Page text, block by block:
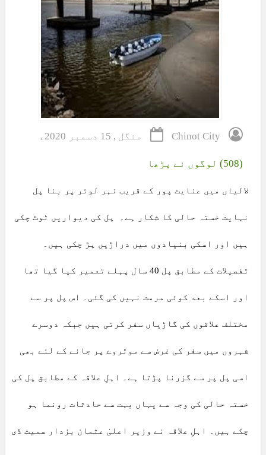
Chinot City منگل , 15 دسمبر 2020ء
(508) لوگوں نے پڑھا
لالیاں میں عنایت پور کے قریب نہر لوئر پر بنا پل
نہایت خستہ حالی کا شکار ہے۔ پل کی دیواریں ٹوٹ چکی
ہیں اور اسکی بنیادوں میں دراڑیں پڑ چکی ہیں۔
تفصیلات کے مطابق پل 40 سال پہلے تعمیر کیا گیا تھا
اور اسکے بعد کوئی مرمت نہیں کی گئی۔ اس پل پر سے
مختلف علاقوں کی گاڑیاں سفر کرتی ہیں جبکہ دوسرے
شہروں میں سفر کی غرض سے موٹروے پر جانے کے لئے بھی
اسی پل پر سے گزرنا پڑتا ہے۔ اہلِ علاقہ کے مطابق پل کی
خستہ حالی کی وجہ سے یہاں بہت سے حادثات رونما ہو
چکے ہیں۔ اہلِ علاقہ نے وزیر اعلیٰ عثمان بزدار سمیت ڈی